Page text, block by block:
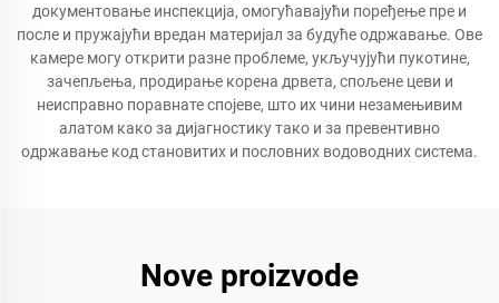
документовање инспекција, омогућавајући поређење пре и
после и пружајући вредан материјал за будуће одржавање. Ове
камере могу открити разне проблеме, укључујући пукотине,
зачепљења, продирање корена дрвета, спољене цеви и
неисправно поравнате спојеве, што их чини незамењивим
алатом како за дијагностику тако и за превентивно
одржавање код становитих и пословних водоводних система.
Nove proizvode